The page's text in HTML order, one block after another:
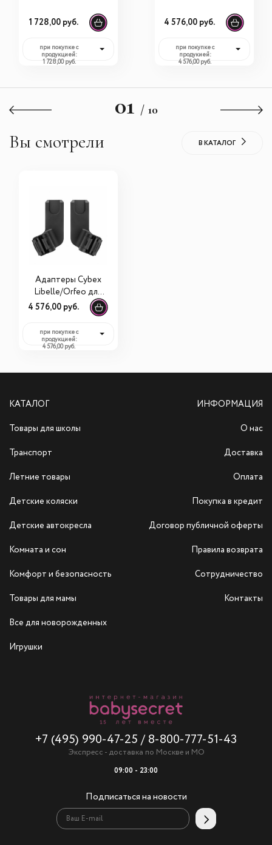
1 728,00 руб.
при покупке с
продукцией:
1 728,00 руб.
4 576,00 руб.
при покупке с
продукией:
4 576,00 руб.
01 / 10
Вы смотрели В КАТАЛОГ
Адаптеры Cybex
Libelle/Orfeo для
автокресла
4 576,00 руб.
при покупке с
продукцией:
4 576,00 руб.
КАТАЛОГ
Товары для школы
Транспорт
Летние товары
Детские коляски
Детские автокресла
Комната и сон
Комфорт и безопасность
Товары для мамы
Все для новорожденных
Игрушки
+7 (495) 990-47-25 / 8-800-777-51-43
Экспресс - доставка по Москве и МО
09:00 - 23:00
Подписаться на новости
ИНФОРМАЦИЯ
О нас
Доставка
Оплата
Покупка в кредит
Договор публичной оферты
Правила возврата
Сотрудничество
Контакты